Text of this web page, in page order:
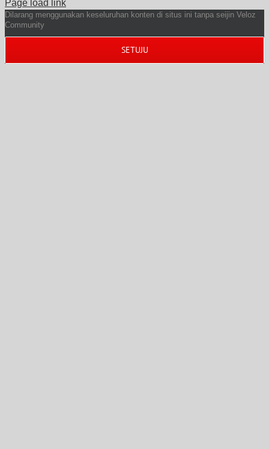
Page load link
Dilarang menggunakan keseluruhan konten di situs ini tanpa seijin Veloz
Community
SETUJU